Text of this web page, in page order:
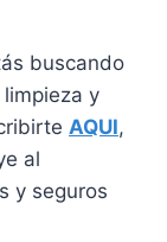
buscando
y
AQUI,
al
y seguros